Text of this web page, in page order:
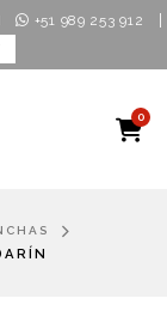
+51 989 253 912
0